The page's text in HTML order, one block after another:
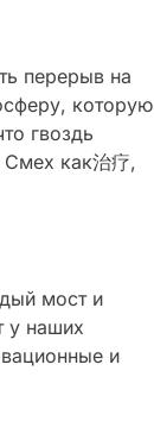
перерыв на
которую
гвоздь
как治疗,
мост и
у наших
и